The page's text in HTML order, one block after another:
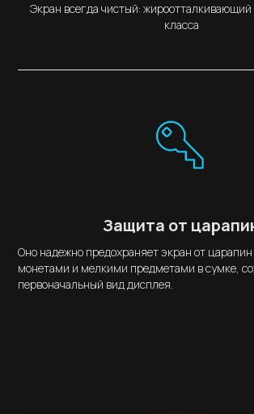
Экран всегда чистый:
класса
Защита от
Оно надежно предохраняет экран от
монетами и мелкими предметами в сумке,
первоначальный вид дисплея.